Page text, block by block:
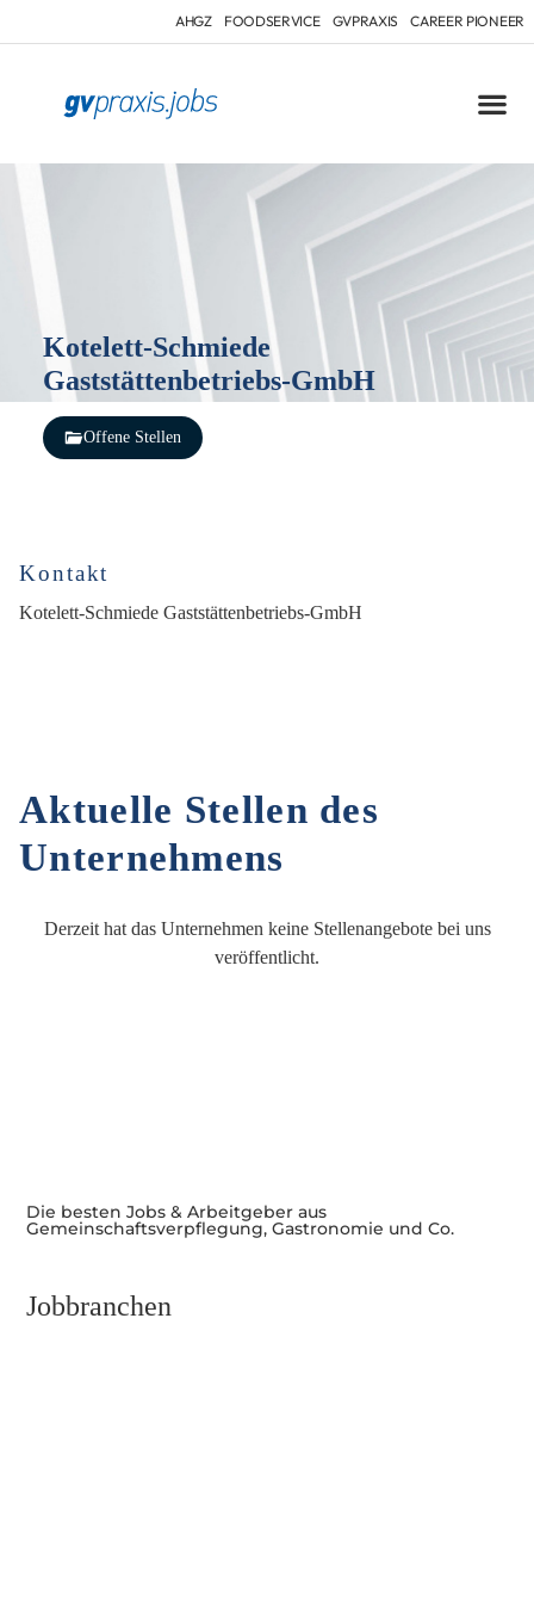
AHGZ FOODSERVICE GVPRAXIS CAREER PIONEER
Kotelett-Schmiede
Gaststättenbetriebs-GmbH
Offene Stellen
Kontakt
Kotelett-Schmiede Gaststättenbetriebs-GmbH
Aktuelle Stellen des
Unternehmens
Derzeit hat das Unternehmen keine Stellenangebote bei uns
veröffentlicht.
Die besten Jobs & Arbeitgeber aus
Gemeinschaftsverpflegung, Gastronomie und Co.
Jobbranchen